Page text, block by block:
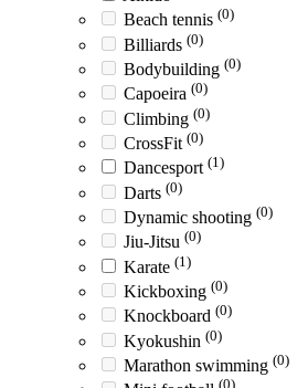
Beach tennis (0)
Billiards (0)
Bodybuilding (0)
Capoeira (0)
Climbing (0)
CrossFit (0)
Dancesport (1)
Darts (0)
Dynamic shooting (0)
Jiu-Jitsu (0)
Karate (1)
Kickboxing (0)
Knockboard (0)
Kyokushin (0)
Marathon swimming (0)
(0)